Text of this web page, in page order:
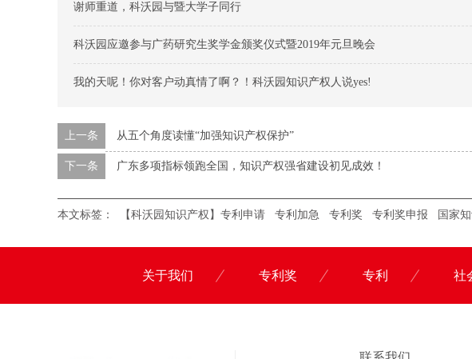
谢师重道，科沃园与暨大学子同行
科沃园应邀参与广药研究生奖学金颁奖仪式暨2019年元旦晚会
我的天呢！你对客户动真情了啊？！科沃园知识产权人说yes!
上一条 从五个角度读懂“加强知识产权保护”
下一条 广东多项指标领跑全国，知识产权强省建设初见成效！
本文标签： 【科沃园知识产权】专利申请 专利加急 专利奖 专利奖申报 国家
关于我们 专利奖 专利 社